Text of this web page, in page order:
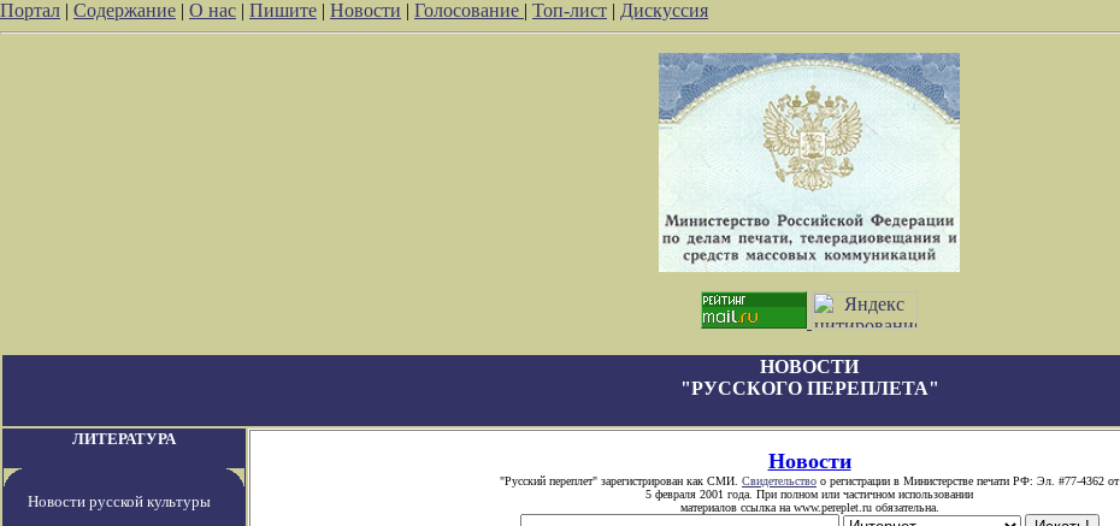
Портал | Содержание | О нас | Пишите | Новости | Голосование | Топ-лист | Дискуссия
НОВОСТИ
"РУССКОГО ПЕРЕПЛЕТА"
ЛИТЕРАТУРА
Новости русской культуры
Новости
"Русский переплет" зарегистрирован как СМИ. Свидетельство о регистрации в Министерстве печати РФ: Эл. #77-4362 от
5 февраля 2001 года. При полном или частичном использовании
материалов ссылка на www.pereplet.ru обязательна.